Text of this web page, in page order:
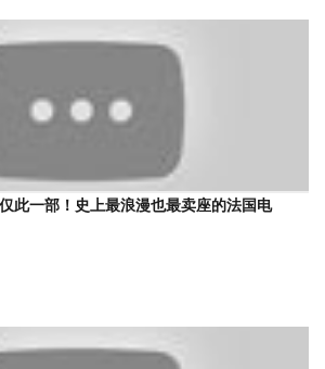
此一部！史上最浪漫也最卖座的法国电